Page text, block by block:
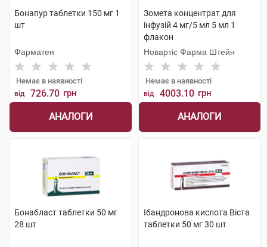
Бонапур таблетки 150 мг 1
шт
Фарматен
Немає в наявності
від 726.70 грн
АНАЛОГИ
Зомета концентрат для
інфузій 4 мг/5 мл 5 мл 1
флакон
Новартіс Фарма Штейн
Немає в наявності
від 4003.10 грн
АНАЛОГИ
Бонабласт таблетки 50 мг
28 шт
Ібандронова кислота Віста
таблетки 50 мг 30 шт